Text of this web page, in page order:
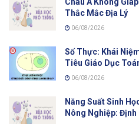
Châu Á Không
Thắc Mắc Địa Lý
06/08/2026
Số Thực: Khái
Tiêu Giáo Dục
06/08/2026
Năng Suất Sinh
Nông Nghiệp: